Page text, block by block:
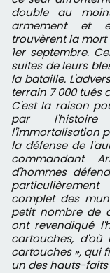
double au
armement et
trouvèrent la mort
1er septembre.
suites de leurs
la bataille.
terrain 7 000 tués
C'est la raison
par l'histoire
l'immortalisation
la défense de
commandant
d'hommes
complet des
petit nombre de
ont revendiqué
cartouches,
cartouches », qui
un des hauts-